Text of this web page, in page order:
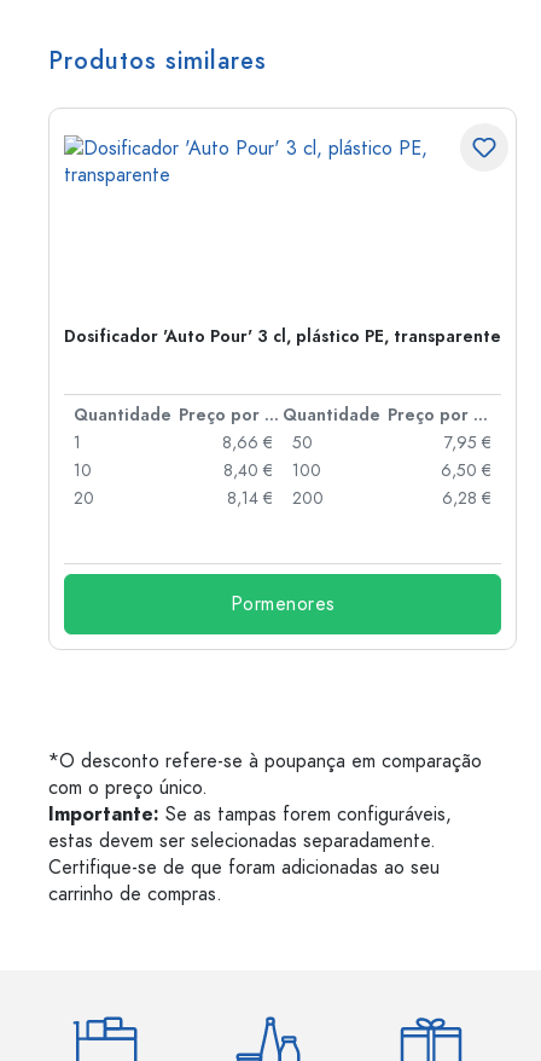
Produtos similares
Dosificador 'Auto Pour' 3 cl, plástico PE, transparente
Quantidade Preço por peça Quantidade
Preço por peça
1
8,66 €
10
8,40 €
20
8,14 €
50
7,95 €
100
6,50 €
200
6,28 €
Pormenores
*O desconto refere-se à poupança em comparação
com o preço único.
Importante: Se as tampas forem configuráveis,
estas devem ser selecionadas separadamente.
Certifique-se de que foram adicionadas ao seu
carrinho de compras.